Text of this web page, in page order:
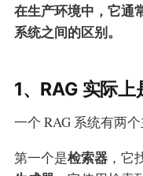
在生产环境中，它通
系统之间的区别。
1、RAG 实际上
一个 RAG 系统有两个
第一个是检索器，它